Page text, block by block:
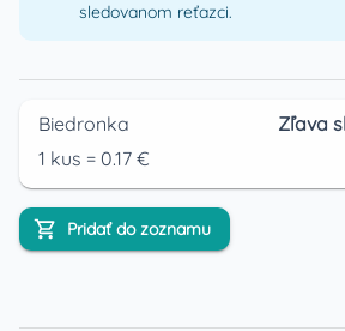
sledovanom reťazci.
Biedronka Zľava
1 kus = 0.17 €
Pridať do zoznamu